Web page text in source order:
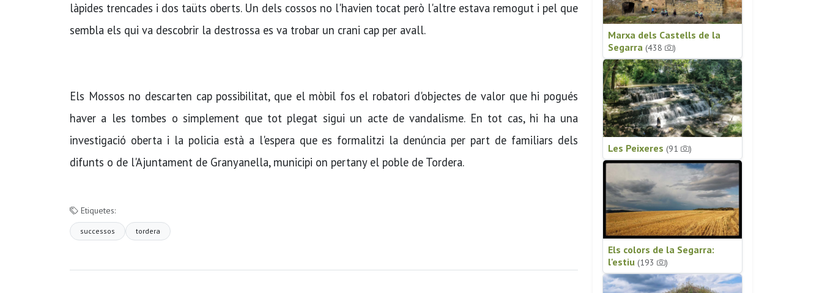
làpides trencades i dos taüts oberts. Un dels cossos no l'havien tocat però l'altre estava remogut i pel que
sembla els qui va descobrir la destrossa es va trobar un crani cap per avall.
Els Mossos no descarten cap possibilitat, que el mòbil fos el robatori d'objectes de valor que hi pogués
haver a les tombes o simplement que tot plegat sigui un acte de vandalisme. En tot cas, hi ha una
investigació oberta i la policia està a l'espera que es formalitzi la denúncia per part de familiars dels
difunts o de l'Ajuntament de Granyanella, municipi on pertany el poble de Tordera.
Etiquetes:
successos tordera
Marxa dels Castells de la
Segarra (438 )
Les Peixeres (91 )
Els colors de la Segarra:
l'estiu (193 )